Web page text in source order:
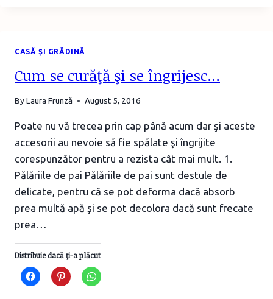
CASĂ ȘI GRĂDINĂ
Cum se curăţă şi se îngrijesc…
ByLaura Frunză August 5, 2016
Poate nu vă trecea prin cap până acum dar şi aceste
accesorii au nevoie să fie spălate şi îngrijite
corespunzător pentru a rezista cât mai mult. 1.
Pălăriile de pai Pălăriile de pai sunt destule de
delicate, pentru că se pot deforma dacă absorb
prea multă apă şi se pot decolora dacă sunt frecate
prea…
Distribuie dacă ţi-a plăcut